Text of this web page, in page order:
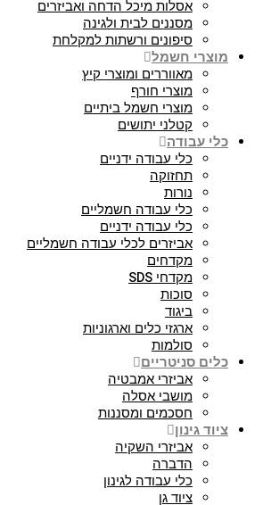
אסלות מיכל הדחה ואביזרים
מסננים לבית ולגינה
סיפונים ורשתות למקלחת
מוצרי חשמל
מאווררים ומוצרי קיץ
מוצרי חורף
מוצרי חשמל ביתיים
קטלני יתושים
כלי עבודה
כלי עבודה ידניים
תחזוקה
נורות
כלי עבודה חשמליים
כלי עבודה ידניים
אביזרים לכלי עבודה חשמליים
מקדחים
מקדחי SDS
סוכות
ביגוד
ארגזי כלים וארגוניות
סולמות
כלים סניטריים
אביזרי אמבטיה
מושבי אסלה
חסכמים ומסננות
ציוד גינון
אביזרי השקיה
הדברה
כלי עבודה לגינון
ציוד גן